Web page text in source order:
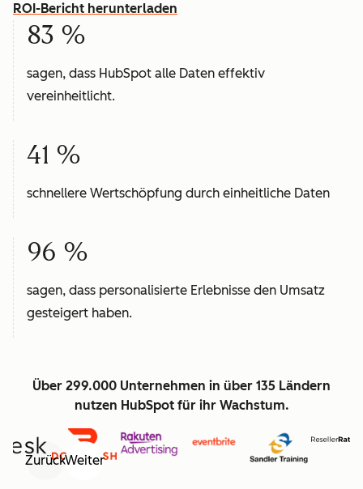
ROI-Bericht herunterladen
83 %
sagen, dass HubSpot alle Daten effektiv
vereinheitlicht.
41 %
schnellere Wertschöpfung durch einheitliche Daten
96 %
sagen, dass personalisierte Erlebnisse den Umsatz
gesteigert haben.
Über 299.000 Unternehmen in über 135 Ländern
nutzen HubSpot für ihr Wachstum.
ZurückWeiter